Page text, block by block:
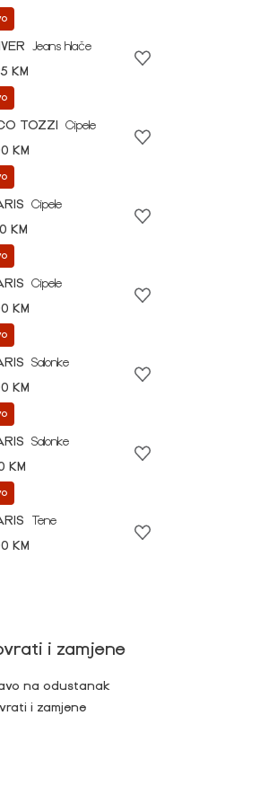
Jeans hlače
KM
TOZZI
Cipele
KM
Cipele
KM
Cipele
KM
Salonke
KM
Salonke
KM
Tene
KM
i zamjene
na odustanak
i zamjene